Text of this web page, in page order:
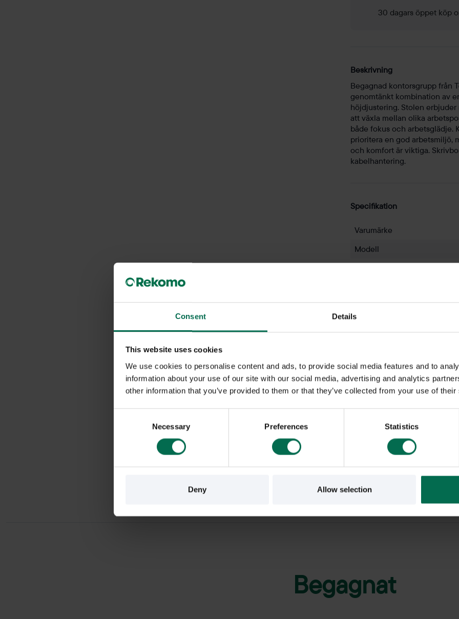
Consent Details
This website uses cookies
We use cookies to personalise content and ads, to provide social media features and to
information about your use of our site with our social media, advertising and analytics
other information that you’ve provided to them or that they’ve collected from your use of
Necessary Preferences Statistics
Deny Allow selection
30 dagars öppet köp
Beskrivning
Begagnad kontorsgrupp från
genomtänkt kombination av
höjdjustering. Stolen
att växla mellan olika
både fokus och arbetsglädje.
prioritera en god arbetsmiljö,
och komfort är viktiga.
kabelhantering.
Specifikation
Varumärke
Modell
Kontorsstol
Färg - stativ
Färg - klädsel
Toplux är specialister på att
form av kläder, skor,
kvaliteten i produkterna
Begagnat